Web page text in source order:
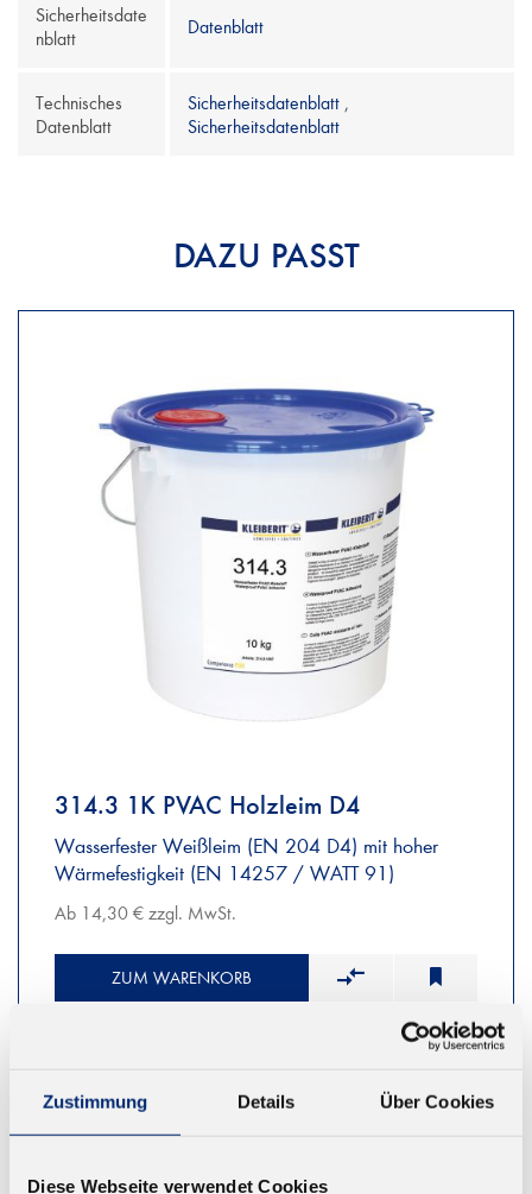
Zustimmung Details Über Cookies
Diese Webseite verwendet Cookies
Sicherheitsdate
nblatt
Datenblatt
Technisches
Datenblatt
Sicherheitsdatenblatt ,
Sicherheitsdatenblatt
DAZU PASST
314.3 1K PVAC Holzleim D4
Wasserfester Weißleim (EN 204 D4) mit hoher
Wärmefestigkeit (EN 14257 / WATT 91)
Ab 14,30 € zzgl. MwSt.
ZUM WARENKORB